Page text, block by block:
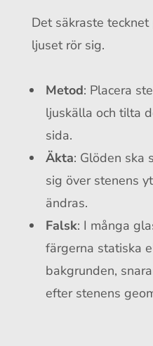
Det säkraste
ljuset rör sig.
Metod: Placera
ljuskälla och tilta
sida.
Äkta: Glöden ska
sig över stenens
ändras.
Falsk: I många
färgerna statiska
bakgrunden,
efter stenens